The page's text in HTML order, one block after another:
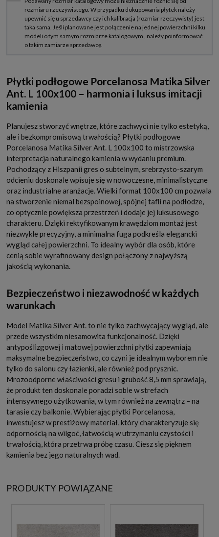
Płytki podłogowe Porcelanosa Matika Silver
Ant. L 100x100 – harmonia i luksus imitacji
kamienia
Planujesz stworzyć wnętrze, które zachwyci nie tylko estetyką,
ale i bezkompromisową trwałością? Płytki podłogowe
Porcelanosa Matika Silver Ant. L 100x100 to mistrzowska
interpretacja naturalnego kamienia w wydaniu premium.
Pochodzący z Hiszpanii gres o subtelnym, srebrzysto-szarym
odcieniu doskonale wpisuje się w nowoczesne, minimalistyczne
oraz industrialne aranżacje. Wielki format 100x100 cm pozwala
na stworzenie niemal bezspoinowej, spójnej tafli na podłodze,
co optycznie powiększa przestrzeń i dodaje jej luksusowego
charakteru. Dzięki rektyfikowanym krawędziom montaż jest
niezwykle precyzyjny, a minimalna fuga podkreśla elegancki
wygląd całej powierzchni. To idealny wybór dla osób, które
cenią sobie wyrafinowany design połączony z najwyższą
jakością wykonania.
Bezpieczeństwo i niezawodność w każdych
warunkach
Model Matika Silver Ant. to nie tylko zachwycający wygląd, ale
przede wszystkim niesamowita funkcjonalność. Dzięki
antypoślizgowej i matowej powierzchni płytki zapewniają
maksymalne bezpieczeństwo, co czyni je idealnym wyborem nie
tylko do salonu czy łazienki, ale również pod prysznic.
Mrozoodporne właściwości gresu i grubość 8,5 mm sprawiają,
że produkt ten doskonale poradzi sobie w strefach
intensywnego użytkowania, w tym również na zewnątrz – na
tarasie czy balkonie. Wybierając płytki Porcelanosa,
inwestujesz w prestiżowy materiał, który charakteryzuje się
odpornością na wilgoć, łatwością w utrzymaniu czystości i
trwałością, która przetrwa próbę czasu. Ciesz się pięknem
kamienia bez jego naturalnych wad.
PRODUKTY POWIĄZANE